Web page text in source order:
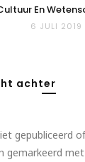
En
6 JULI 2019
achter
gepubliceerd
gemarkeerd